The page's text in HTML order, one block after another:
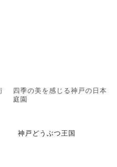
四季の美を感じる神戸の日本
庭園
神戸どうぶつ王国